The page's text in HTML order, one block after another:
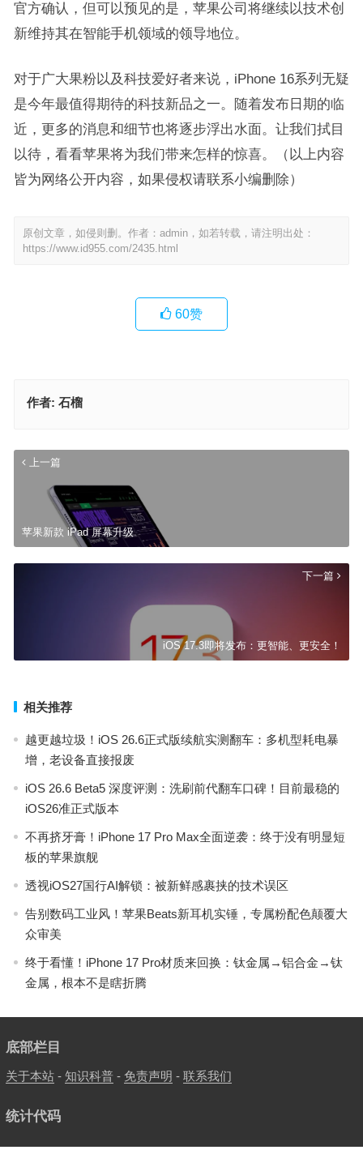
官方确认，但可以预见的是，苹果公司将继续以技术创
新维持其在智能手机领域的领导地位。
对于广大果粉以及科技爱好者来说，iPhone 16系列无疑
是今年最值得期待的科技新品之一。随着发布日期的临
近，更多的消息和细节也将逐步浮出水面。让我们拭目
以待，看看苹果将为我们带来怎样的惊喜。（以上内容
皆为网络公开内容，如果侵权请联系小编删除）
原创文章，如侵则删。作者：admin，如若转载，请注明出处：
https://www.id955.com/2435.html
60赞
作者: 石榴
上一篇
苹果新款 iPad 屏幕升级
下一篇
iOS 17.3即将发布：更智能、更安全！
相关推荐
越更越垃圾！iOS 26.6正式版续航实测翻车：多机型耗电暴
增，老设备直接报废
iOS 26.6 Beta5 深度评测：洗刷前代翻车口碑！目前最稳的
iOS26准正式版本
不再挤牙膏！iPhone 17 Pro Max全面逆袭：终于没有明显短
板的苹果旗舰
透视iOS27国行AI解锁：被新鲜感裹挟的技术误区
告别数码工业风！苹果Beats新耳机实锤，专属粉配色颠覆大
众审美
终于看懂！iPhone 17 Pro材质来回换：钛金属→铝合金→钛
金属，根本不是瞎折腾
底部栏目
关于本站- 知识科普- 免责声明 - 联系我们
统计代码